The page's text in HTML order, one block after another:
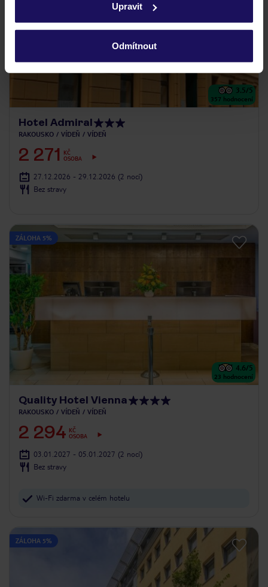
ochrany osobních údajů.Upravit
Odmítnout
3.5/5
357 hodnocení
Hotel Admiral
RAKOUSKO VÍDEŇ VÍDEŇ
2 271
KČ
OSOBA
27.12.2026 - 29.12.2026 (2 nocí)
Bez stravy
ZÁLOHA 5%
4.6/5
23 hodnocení
Quality Hotel Vienna
RAKOUSKO VÍDEŇ VÍDEŇ
2 294 KČ
OSOBA
03.01.2027 - 05.01.2027 (2 nocí)
Bez stravy
Wi-Fi zdarma v celém hotelu
ZÁLOHA 5%